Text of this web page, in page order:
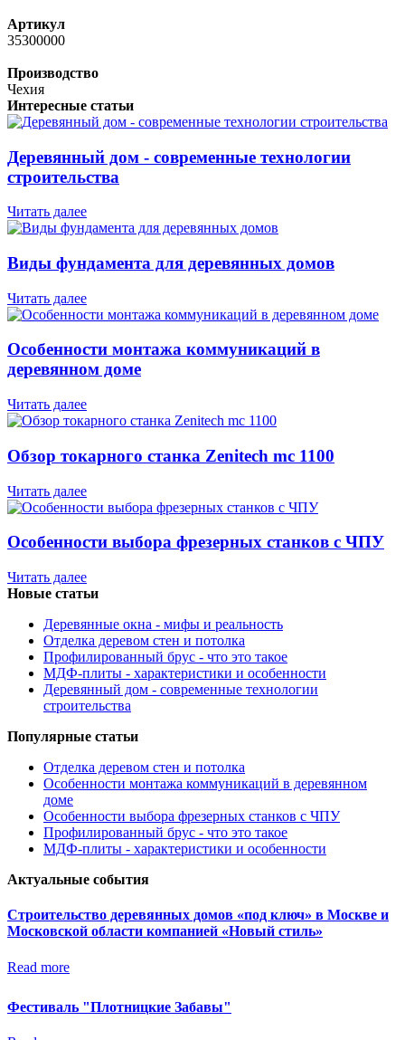
Артикул
35300000
Производство
Чехия
Интересные статьи
Деревянный дом - современные технологии
строительства
Читать далее
Виды фундамента для деревянных домов
Читать далее
Особенности монтажа коммуникаций в
деревянном доме
Читать далее
Обзор токарного станка Zenitech mc 1100
Читать далее
Особенности выбора фрезерных станков с ЧПУ
Читать далее
Новые статьи
Деревянные окна - мифы и реальность
Отделка деревом стен и потолка
Профилированный брус - что это такое
МДФ-плиты - характеристики и особенности
Деревянный дом - современные технологии
строительства
Популярные статьи
Отделка деревом стен и потолка
Особенности монтажа коммуникаций в деревянном
доме
Особенности выбора фрезерных станков с ЧПУ
Профилированный брус - что это такое
МДФ-плиты - характеристики и особенности
Актуальные события
Строительство деревянных домов «под ключ» в Москве и
Московской области компанией «Новый стиль»
Read more
Фестиваль "Плотницкие Забавы"